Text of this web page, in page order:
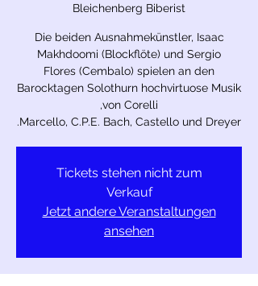
Bleichenberg Biberist
Die beiden Ausnahmekünstler, Isaac
Flores (Cembalo) spielen an den
Barocktagen Solothurn hochvirtuose Musik
Marcello, C.P.E. Bach, Castello und Dreyer.
Tickets stehen nicht zum
Verkauf
Jetzt andere Veranstaltungen
ansehen